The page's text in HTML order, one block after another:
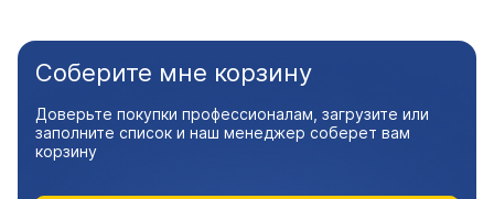
Соберите мне корзину
Доверьте покупки профессионалам, загрузите или
заполните список и наш менеджер соберет вам
корзину